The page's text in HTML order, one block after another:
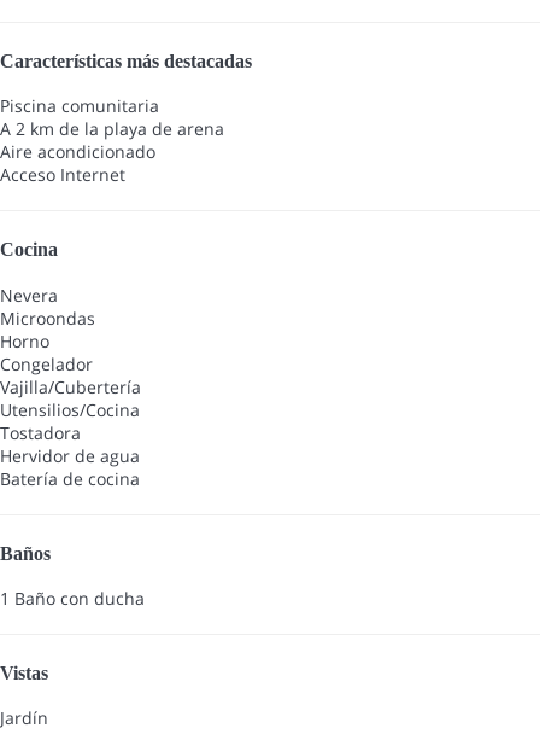
Características más destacadas
Piscina comunitaria
A 2 km de la playa de arena
Aire acondicionado
Acceso Internet
Cocina
Nevera
Microondas
Horno
Congelador
Vajilla/Cubertería
Utensilios/Cocina
Tostadora
Hervidor de agua
Batería de cocina
Baños
1 Baño con ducha
Vistas
Jardín